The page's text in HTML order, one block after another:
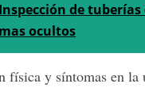
Inspección de
ocultos
física y síntomas en